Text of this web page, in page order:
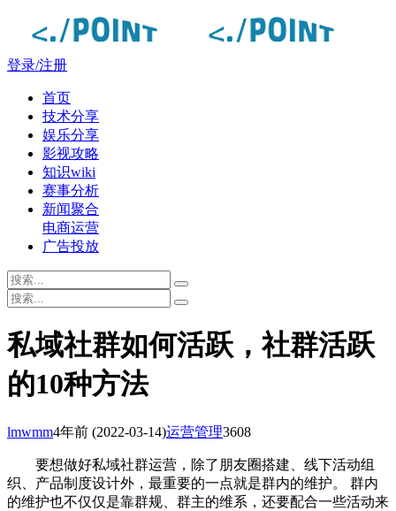
登录/注册
首页
技术分享
娱乐分享
影视攻略
知识wiki
赛事分析
新闻聚合
电商运营
广告投放
私域社群如何活跃，社群活跃
的10种方法
lmwmm4年前 (2022-03-14)运营管理3608
要想做好私域社群运营，除了朋友圈搭建、线下活动组
织、产品制度设计外，最重要的一点就是群内的维护。 群内
的维护也不仅仅是靠群规、群主的维系，还要配合一些活动来